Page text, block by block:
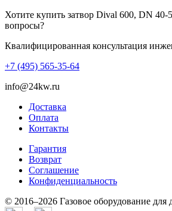
Хотите купить затвор Dival 600, DN 40-
вопросы?
Квалифицированная консультация
+7 (495) 565-35-64
info@24kw.ru
Доставка
Оплата
Контакты
Гарантия
Возврат
Cоглашение
Конфиденциальность
© 2016–2026 Газовое оборудование для